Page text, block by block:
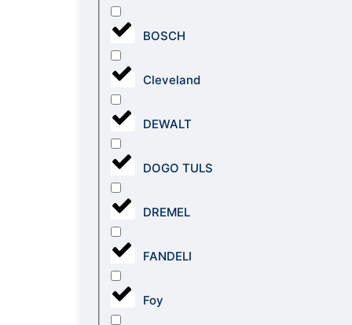
BOSCH
Cleveland
DEWALT
DOGO TULS
DREMEL
FANDELI
Foy